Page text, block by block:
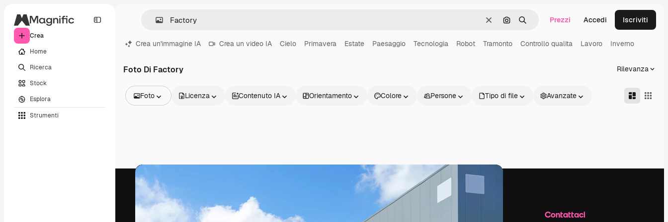
Crea
Home
Ricerca
Stock
Esplora
Strumenti
CancellaCerca per immagine
Ricerca Prezzi Accedi Iscriviti
Crea un'immagine IA Crea un video IA Cielo Primavera Estate Paesaggio Tecnologia Robot Tramonto Controllo qualita Lavoro Inverno
Foto Di Factory Rilevanza
Foto
Video
Clip video
Motion graphic
Modelli di video
Icone
Modelli 3D
Licenza Contenuto IA Orientamento Colore Persone Tipo di file Avanzate
Contattaci